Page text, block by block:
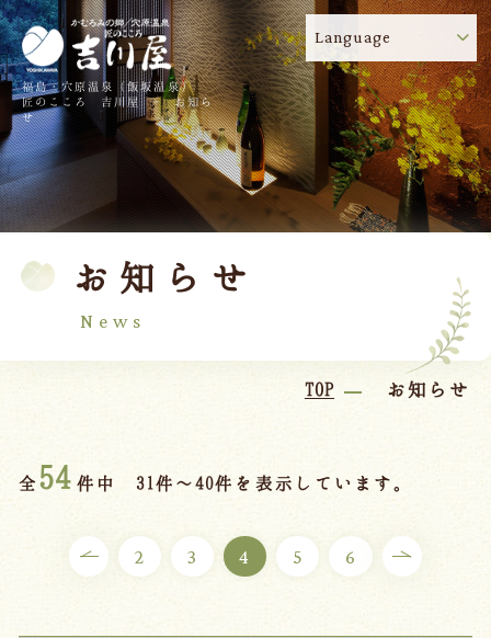
福島・穴原温泉（飯坂温泉）
匠のこころ 吉川屋 - お知ら
せ
Language
お知らせ
News
TOP お知らせ
全54 件中 31件～40件を表示しています。
2 3 4 5 6
! 吉川屋のコロナウイルス感染症対策について
TOP 吉川屋について
温泉 客室
料理
館内
ご宿泊プラン
お部屋からプランを選ぶ